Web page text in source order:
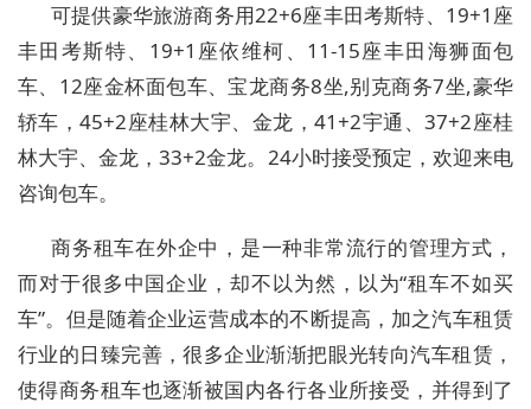
可提供豪华旅游商务用22+6座丰田考斯特、19+1座
丰田考斯特、19+1座依维柯、11-15座丰田海狮面包
车、12座金杯面包车、宝龙商务8坐,别克商务7坐,豪华
轿车，45+2座桂林大宇、金龙，41+2宇通、37+2座桂
林大宇、金龙，33+2金龙。24小时接受预定，欢迎来电
咨询包车。
商务租车在外企中，是一种非常流行的管理方式，
而对于很多中国企业，却不以为然，以为“租车不如买
车”。但是随着企业运营成本的不断提高，加之汽车租赁
行业的日臻完善，很多企业渐渐把眼光转向汽车租赁，
使得商务租车也逐渐被国内各行各业所接受，并得到了